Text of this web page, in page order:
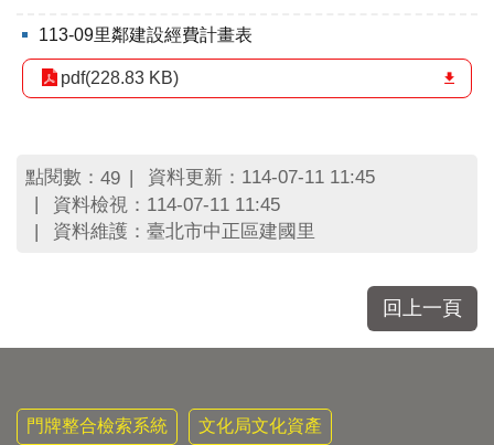
113-09里鄰建設經費計畫表
pdf(228.83 KB)
點閱數： 49
資料更新：114-07-11 11:45
資料檢視：114-07-11 11:45
資料維護：臺北市中正區建國里
回上一頁
門牌整合檢索系統 文化局文化資產